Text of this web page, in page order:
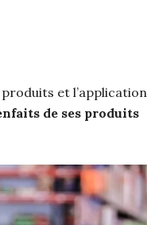
et l’application
de ses produits